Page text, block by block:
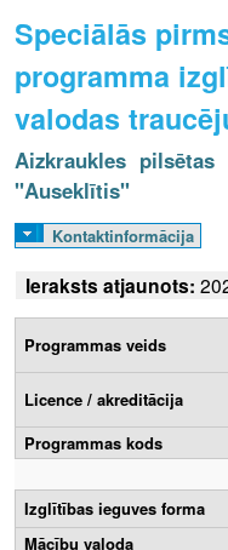
L
V
Speciālās
programma
valodas
Aizkraukles
"Auseklītis"
Kontaktinformācija
Ieraksts atjaunots:
Programmas veids
Licence / akreditācija
Programmas kods
Izglītības ieguves forma
Mācību valoda